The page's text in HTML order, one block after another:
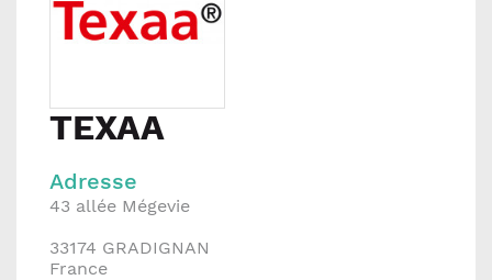
TEXAA
Adresse
43 allée Mégevie
33174 GRADIGNAN
France